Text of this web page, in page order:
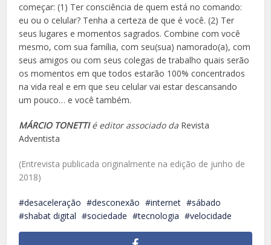
começar: (1) Ter consciência de quem está no comando:
eu ou o celular? Tenha a certeza de que é você. (2) Ter
seus lugares e momentos sagrados. Combine com você
mesmo, com sua família, com seu(sua) namorado(a), com
seus amigos ou com seus colegas de trabalho quais serão
os momentos em que todos estarão 100% concentrados
na vida real e em que seu celular vai estar descansando
um pouco… e você também.
MÁRCIO TONETTI é editor associado da Revista
Adventista
(Entrevista publicada originalmente na edição de junho de
2018)
desaceleração desconexão internet
sábado
shabat digital
sociedade tecnologia velocidade